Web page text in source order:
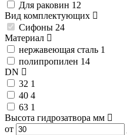
Для раковин 12
Вид комплектующих
Сифоны 24
Материал
нержавеющая сталь 1
полипропилен 14
DN
32 1
40 4
63 1
Высота гидрозатвора мм
от